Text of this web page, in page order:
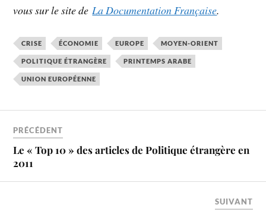
vous sur le site de La Documentation Française.
CRISE ÉCONOMIE EUROPE MOYEN-ORIENT
POLITIQUE ÉTRANGÈRE PRINTEMPS ARABE
UNION EUROPÉENNE
PRÉCÉDENT
Le « Top 10 » des articles de Politique étrangère en
2011
SUIVANT